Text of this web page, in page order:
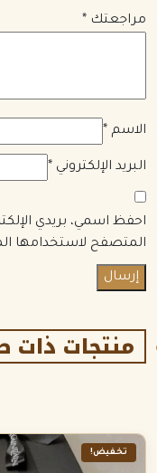
مراجعتك *
الاسم *
البريد الإلكتروني *
احفظ اسمي، بريدي
المتصفح لاستخدامها
منتجات ذات
تخفيض!